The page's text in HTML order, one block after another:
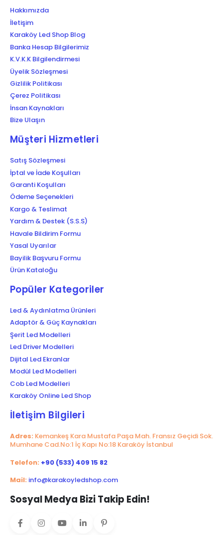
Hakkımızda
İletişim
Karaköy Led Shop Blog
Banka Hesap Bilgilerimiz
K.V.K.K Bilgilendirmesi
Üyelik Sözleşmesi
Gizlilik Politikası
Çerez Politikası
İnsan Kaynakları
Bize Ulaşın
Müşteri Hizmetleri
Satış Sözleşmesi
İptal ve İade Koşulları
Garanti Koşulları
Ödeme Seçenekleri
Kargo & Teslimat
Yardım & Destek (S.S.S)
Havale Bildirim Formu
Yasal Uyarılar
Bayilik Başvuru Formu
Ürün Kataloğu
Popüler Kategoriler
Led & Aydınlatma Ürünleri
Adaptör & Güç Kaynakları
Şerit Led Modelleri
Led Driver Modelleri
Dijital Led Ekranlar
Modül Led Modelleri
Cob Led Modelleri
Karaköy Online Led Shop
İletişim Bilgileri
Adres: Kemankeş Kara Mustafa Paşa Mah. Fransız Geçidi Sok.
Mumhane Cad.No:1 İç Kapı No:18 Karaköy İstanbul
Telefon: +90 (533) 409 15 82
Mail: info@karakoyledshop.com
Sosyal Medya Bizi Takip Edin!